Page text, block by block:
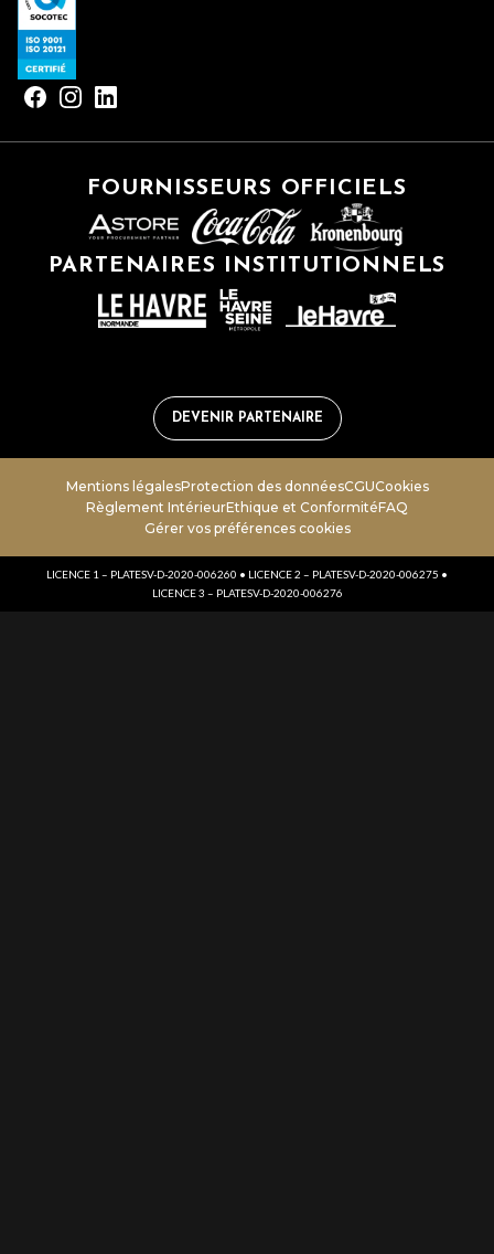
FOURNISSEURS OFFICIELS
PARTENAIRES INSTITUTIONNELS
DEVENIR PARTENAIRE
Mentions légalesProtection des donnéesCGUCookies
Règlement IntérieurEthique et ConformitéFAQ
Gérer vos préférences cookies
LICENCE 1 – PLATESV-D-2020-006260 • LICENCE 2 – PLATESV-D-2020-006275 •
LICENCE 3 – PLATESV-D-2020-006276